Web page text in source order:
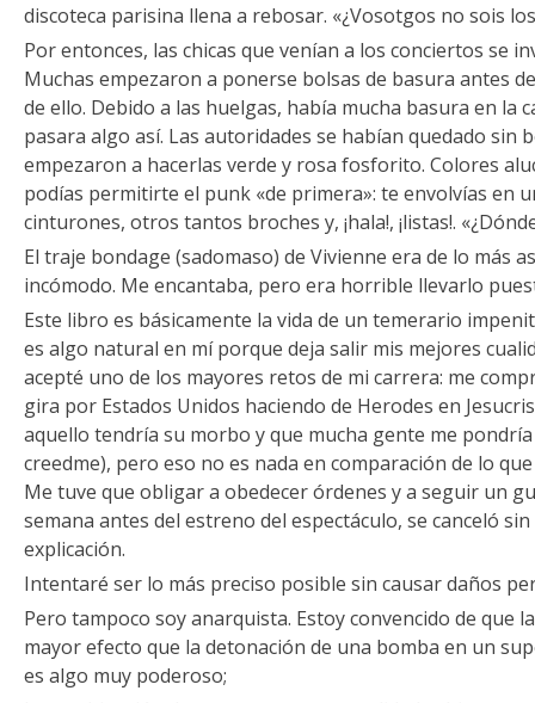
discoteca parisina llena a rebosar. «¿Vosotgos no sois los
Por entonces, las chicas que venían a los conciertos se
Muchas empezaron a ponerse bolsas de basura antes
de ello. Debido a las huelgas, había mucha basura en la
pasara algo así. Las autoridades se habían quedado sin
empezaron a hacerlas verde y rosa fosforito. Colores
podías permitirte el punk «de primera»: te envolvías en
cinturones, otros tantos broches y, ¡hala!, ¡listas!.
El traje bondage (sadomaso) de Vivienne era de lo más
incómodo. Me encantaba, pero era horrible llevarlo
Este libro es básicamente la vida de un temerario
es algo natural en mí porque deja salir mis mejores
acepté uno de los mayores retos de mi carrera: me
gira por Estados Unidos haciendo de Herodes en
aquello tendría su morbo y que mucha gente me
creedme), pero eso no es nada en comparación de lo
Me tuve que obligar a obedecer órdenes y a seguir un
semana antes del estreno del espectáculo, se canceló
explicación.
Intentaré ser lo más preciso posible sin causar daños
Pero tampoco soy anarquista. Estoy convencido de que
mayor efecto que la detonación de una bomba en un
es algo muy poderoso;